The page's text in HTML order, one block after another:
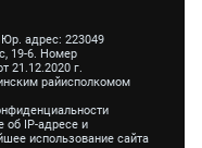
адрес: 223049
19-6. Номер
21.12.2020 г.
райисполкомом
об IP-адресе и
использование сайта